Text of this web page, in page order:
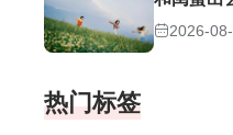
2026-
热门标签